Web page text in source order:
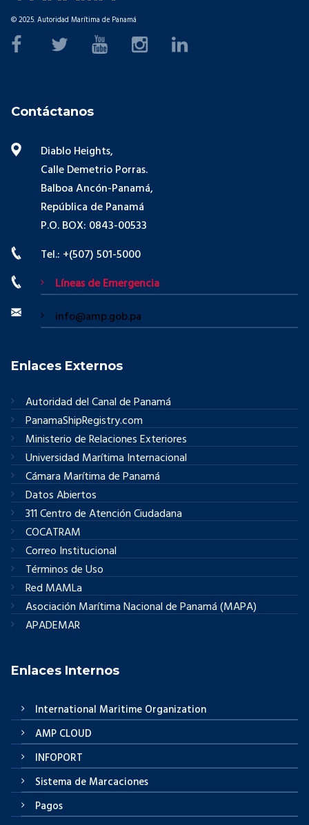
© 2025. Autoridad Marítima de Panamá
Contáctanos
Diablo Heights,
Calle Demetrio Porras.
Balboa Ancón-Panamá,
República de Panamá
P.O. BOX: 0843-00533
Tel.: +(507) 501-5000
Líneas de Emergencia
info@amp.gob.pa
Enlaces Externos
Autoridad del Canal de Panamá
PanamaShipRegistry.com
Ministerio de Relaciones Exteriores
Universidad Marítima Internacional
Cámara Marítima de Panamá
Datos Abiertos
311 Centro de Atención Ciudadana
COCATRAM
Correo Institucional
Términos de Uso
Red MAMLa
Asociación Marítima Nacional de Panamá (MAPA)
APADEMAR
Enlaces Internos
International Maritime Organization
AMP CLOUD
INFOPORT
Sistema de Marcaciones
Pagos